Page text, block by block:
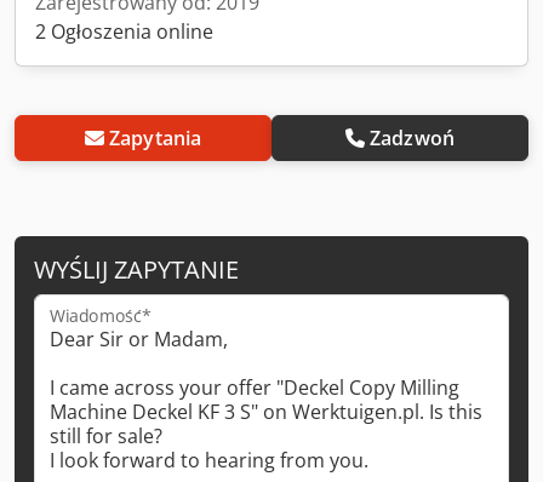
2 Ogłoszenia online
Zapytania Zadzwoń
WYŚLIJ ZAPYTANIE
Wiadomość*